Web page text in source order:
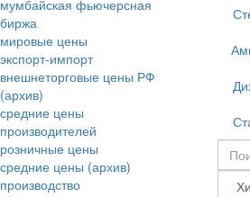
мумбайская фьючерсная
биржа
мировые цены
экспорт-импорт
внешнеторговые цены РФ
(архив)
средние цены
производителей
розничные цены
средние цены (архив)
производство